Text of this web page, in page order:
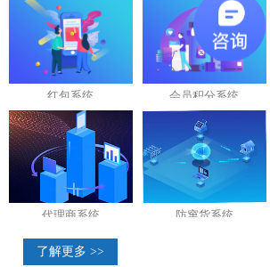
红包系统 会员积分系统
代理商系统 防窜货系统
了解更多 >>